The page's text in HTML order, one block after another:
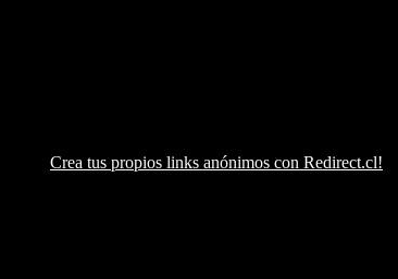
Crea tus propios links anónimos con Redirect.cl!